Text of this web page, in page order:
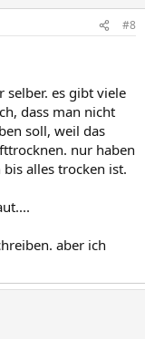
#8
es gibt viele
dass man nicht
soll, weil das
nur haben
alles trocken ist.
aber ich